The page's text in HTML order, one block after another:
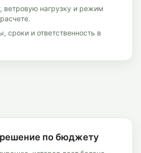
ветровую нагрузку и режим
сроки и ответственность в
по бюджету